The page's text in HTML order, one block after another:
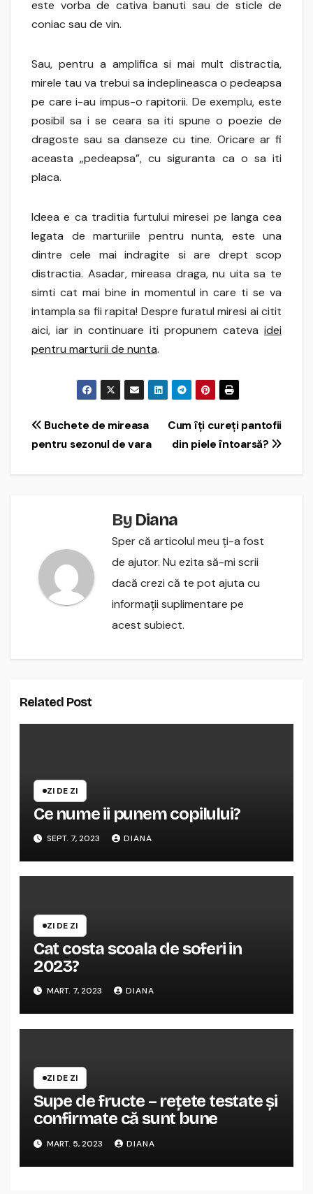
este vorba de cativa banuti sau de sticle de
coniac sau de vin.
Sau, pentru a amplifica si mai mult distractia,
mirele tau va trebui sa indeplineasca o pedeapsa
pe care i-au impus-o rapitorii. De exemplu, este
posibil sa i se ceara sa iti spune o poezie de
dragoste sau sa danseze cu tine. Oricare ar fi
aceasta „pedeapsa”, cu siguranta ca o sa iti
placa.
Ideea e ca traditia furtului miresei pe langa cea
legata de marturiile pentru nunta, este una
dintre cele mai indragite si are drept scop
distractia. Asadar, mireasa draga, nu uita sa te
simti cat mai bine in momentul in care ti se va
intampla sa fii rapita! Despre furatul miresi ai citit
aici, iar in continuare iti propunem cateva idei
pentru marturii de nunta.
Navigare
în
Cum îți cureți pantofii
din piele întoarsă?
Buchete de mireasa
pentru sezonul de vara
By Diana
Sper că articolul meu ți-a fost
de ajutor. Nu ezita să-mi scrii
dacă crezi că te pot ajuta cu
informații suplimentare pe
acest subiect.
Related Post
ZI DE ZI
Ce nume ii punem copilului?
SEPT. 7, 2023 DIANA
ZI DE ZI
Cat costa scoala de soferi in
2023?
MART. 7, 2023 DIANA
ZI DE ZI
Supe de fructe – rețete testate și
confirmate că sunt bune
MART. 5, 2023 DIANA